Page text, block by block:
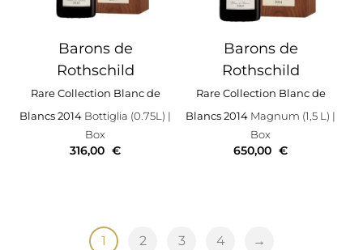
Barons de
Rothschild
Rare Collection Blanc de
Blancs 2014 Bottiglia (0.75L) |
Box
316,00 €
Barons de
Rothschild
Rare Collection Blanc de
Blancs 2014 Magnum (1,5 L) |
Box
650,00 €
1 2 3 4 →